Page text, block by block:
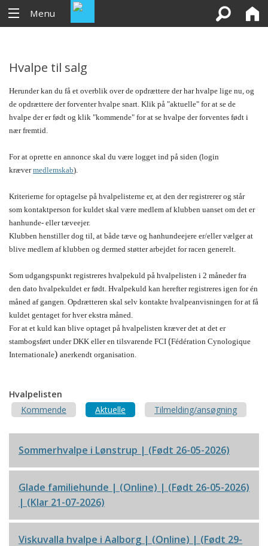
Menu
Hvalpe til salg
Herunder kan du få et overblik over de opdrættere der har hvalpe lige nu, og
de opdrættere der forventer hvalpe snart. Klik på "aktuelle" for at se de
hvalpe der er født og klik "kommende" for at se hvalpe der forventes født i
nær fremtid.
For at oprette en annonce skal du være logget ind på siden (login
krævermedlemskab).
Kriterierne for optagelse på hvalpelisterne er, at den der registrerer og står
som kontaktperson for kuldet skal være medlem af klubben uanset om det er
hanhunde- eller tæveejer.
Klubben henstiller dog til, at både tæve og hanhundeejere er/eller vælger at
blive medlem af klubben og dermed støtter arbejdet for racen generelt.
Som udgangspunkt registreres hvalpekuld på hvalpelisten i 2 måneder fra
den dato hvalpekuldet er født. Hvalpekuld kan herefter registreres igen for én
måned af gangen. Opdrætteren skal selv kontakte hvalpeanvisningen for at få
kuldet gentaget for hver ekstra måned.
For at et kuld kan blive optaget på hvalpelisten kræver det at det er
stambogsført under DKK eller en tilsvarende FCI (Fédération Cynologique
Internationale) anerkendt organisation.
Hvalpelisten
Kommende
Aktuelle Tilmelding/ansøgning
Sommerhvalpe i Lønstrup | (Født 26-05-2026)
Glade familiehunde | (Online) | (Født 26-05-2026)
| (Klar 21-07-2026)
Viskuvalla hvalpe i Aalborg | (Online) | (Født 29-